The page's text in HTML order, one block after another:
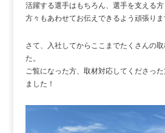
活躍する選手はもちろん、選手を支える
方々もあわせてお伝えできるよう頑張りま
さて、入社してからここまでたくさんの
た。
ご覧になった方、取材対応してくださっ
ました！